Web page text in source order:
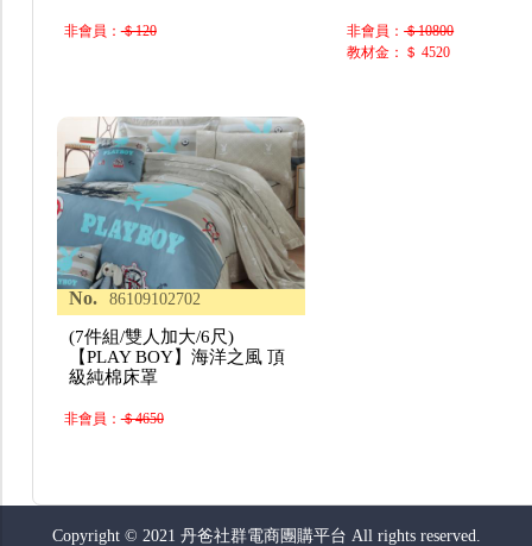
非會員：＄120 非會員：＄10800
教材金：＄ 4520
No. 86109102702
(7件組/雙人加大/6尺)
【PLAY BOY】海洋之風 頂
級純棉床罩
非會員：＄4650
Copyright © 2021 丹爸社群電商團購平台 All rights reserved.